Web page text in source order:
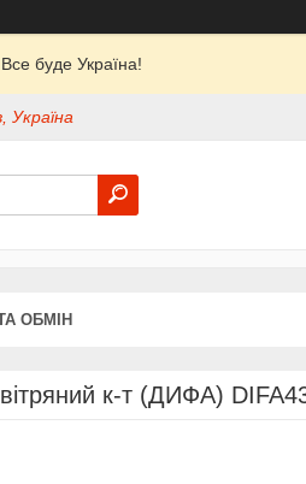
буде Україна!
Україна
ОБМІН
к-т (ДИФА)